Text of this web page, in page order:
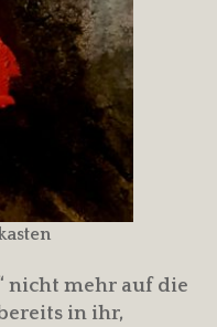
nicht mehr auf die
in ihr,